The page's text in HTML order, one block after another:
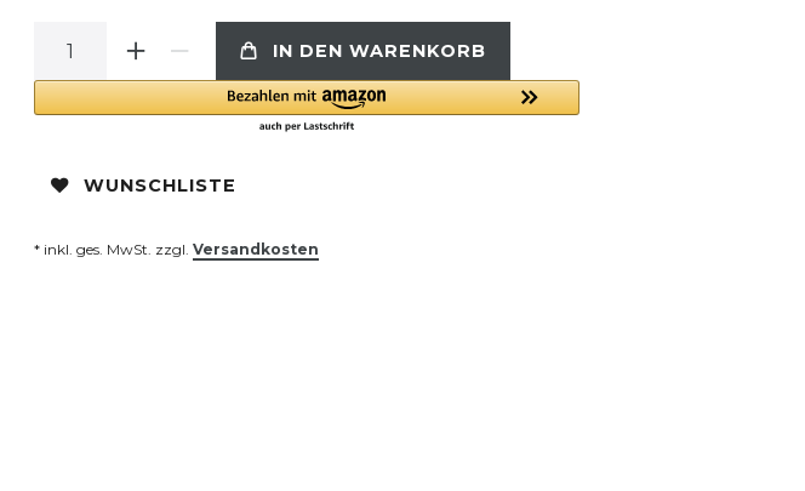
IN DEN WARENKORB
WUNSCHLISTE
* inkl. ges. MwSt. zzgl. Versandkosten